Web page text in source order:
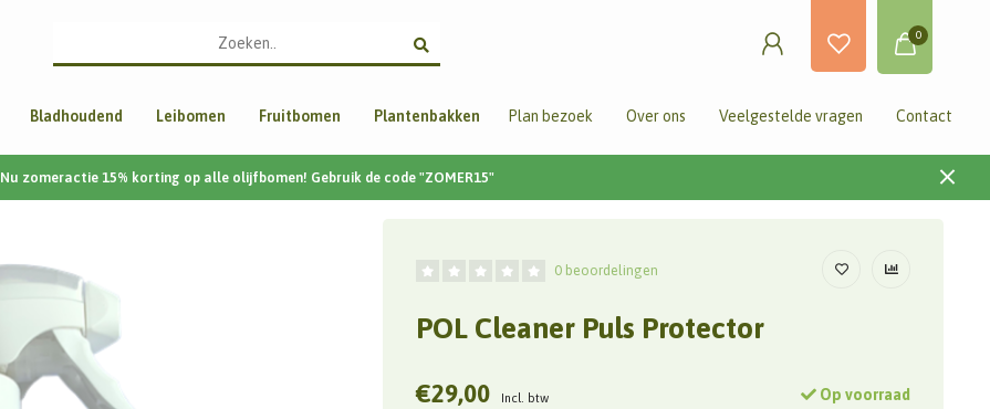
0
Bladhoudend Leibomen Fruitbomen Plantenbakken Plan bezoek Over ons Veelgestelde vragen Contact
Nu zomeractie 15% korting op alle olijfbomen! Gebruik de code "ZOMER15"
0 beoordelingen
POL Cleaner Puls Protector
€29,00 Incl. btw Op voorraad